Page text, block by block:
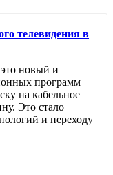
телевидения в
новый и
программ
на кабельное
Это стало
и переходу